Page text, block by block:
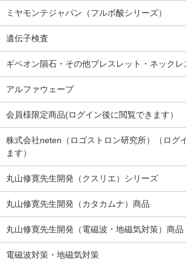
ミヤモンテジャパン（フルボ酸シリーズ）
遺伝子検査
ギベオン隕石・その他ブレスレット・ネックレ
アルファウェーブ
会員様限定商品(ログイン後に閲覧できます）
株式会社neten（ロゴストロン研究所）（ログ
ます）
丸山修寛先生開発（クスリエ）シリーズ
丸山修寛先生開発（カタカムナ）商品
丸山修寛先生開発（電磁波・地磁気対策）商品
電磁波対策・地磁気対策